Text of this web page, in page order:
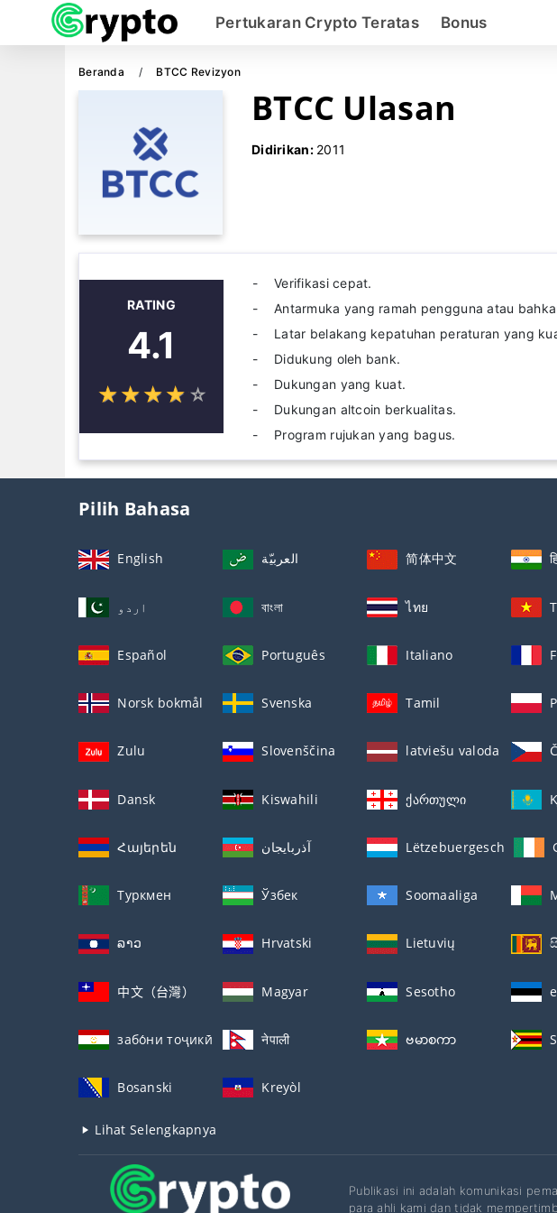
Pertukaran Crypto Teratas Bonus
Beranda BTCC Revizyon
BTCC Ulasan
Didirikan: 2011
RATING
4.1
☆☆☆☆ ☆
★★★★ ★
Verifikasi cepat.
Antarmuka yang ramah pengguna atau
Latar belakang kepatuhan peraturan yang
Didukung oleh bank.
Dukungan yang kuat.
Dukungan altcoin berkualitas.
Program rujukan yang bagus.
Pilih Bahasa
English العربيّة 简体中文
اردو বাংলা ไทย
Español Português Italiano
Norsk bokmål Svenska Tamil
Zulu Slovenščina latviešu valoda
Dansk Kiswahili ქართული
Հայերեն آذربايجان Lëtzebuergesch
Туркмен Ўзбек Soomaaliga
ລາວ Hrvatski Lietuvių
中文（台灣） Magyar Sesotho
забо́ни тоҷикӣ́ नेपाली ဗမာစကာ
Bosanski Kreyòl
Lihat Selengkapnya
Publikasi ini adalah komunikasi
para ahli kami dan tidak